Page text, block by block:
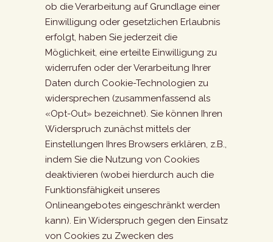
ob die Verarbeitung auf Grundlage einer
Einwilligung oder gesetzlichen Erlaubnis
erfolgt, haben Sie jederzeit die
Möglichkeit, eine erteilte Einwilligung zu
widerrufen oder der Verarbeitung Ihrer
Daten durch Cookie-Technologien zu
widersprechen (zusammenfassend als
«Opt-Out» bezeichnet). Sie können Ihren
Widerspruch zunächst mittels der
Einstellungen Ihres Browsers erklären, z.B.,
indem Sie die Nutzung von Cookies
deaktivieren (wobei hierdurch auch die
Funktionsfähigkeit unseres
Onlineangebotes eingeschränkt werden
kann). Ein Widerspruch gegen den Einsatz
von Cookies zu Zwecken des